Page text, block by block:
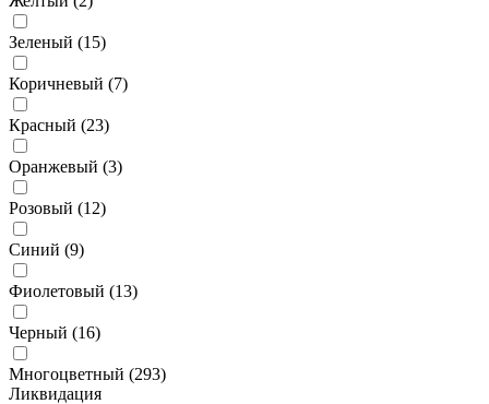
Зеленый (15)
Коричневый (7)
Красный (23)
Оранжевый (3)
Розовый (12)
Синий (9)
Фиолетовый (13)
Черный (16)
Многоцветный (293)
Ликвидация